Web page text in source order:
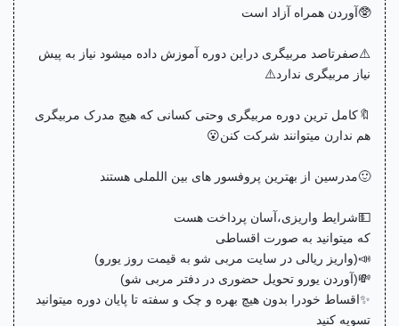
🥸آوردن همراه آزاد است
⚠️صفرتاصد مربیگری دراین دوره آموزش داده میشود نیاز به پیش
نیاز مربیگری ندارد⚠️
🔖کامل ترین دوره مربیگری وحتی کسانی که هیچ مدرک مربیگری
هم ندارن میتوانند شرکت کنن😮
🙂مدرسین از بهترین پروفسور های بین اللملی هستند
💵شرایط واریزی،آسان پرداخت هست
که میتوانید به صورت اقساطی
📣(واریز ریالی در سایت مربی شو به قیمت روز یورو)
💸(آوردن یورو تحویل حضوری در دفتر مربی شو)
✨اقساط خودرا بدون هیچ بهره و چک و سفته تا پایان دوره میتوانید
تسویه کنید